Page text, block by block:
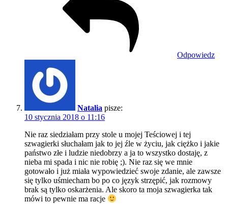
Odpowiedz
Natalia pisze:
10 stycznia 2018 o 11:16
Nie raz siedziałam przy stole u mojej Teściowej i tej
szwagierki słuchałam jak to jej źle w życiu, jak ciężko i jakie
państwo złe i ludzie niedobrzy a ja to wszystko dostaję, z
nieba mi spada i nic nie robię ;). Nie raz się we mnie
gotowało i już miała wypowiedzieć swoje zdanie, ale zawsze
się tylko uśmiecham bo po co język strzępić, jak rozmowy
brak są tylko oskarżenia. Ale skoro ta moja szwagierka tak
mówi to pewnie ma racje